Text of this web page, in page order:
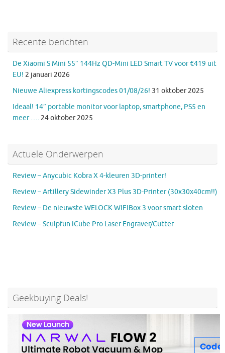
Recente berichten
De Xiaomi S Mini 55″ 144Hz QD-Mini LED Smart TV voor €419 uit
EU! 2 januari 2026
Nieuwe Aliexpress kortingscodes 01/08/26! 31 oktober 2025
Ideaal! 14″ portable monitor voor laptop, smartphone, PS5 en
meer …. 24 oktober 2025
Actuele Onderwerpen
Review – Anycubic Kobra X 4-kleuren 3D-printer!
Review – Artillery Sidewinder X3 Plus 3D-Printer (30x30x40cm!!)
Review – De nieuwste WELOCK WIFIBox 3 voor smart sloten
Review – Sculpfun iCube Pro Laser Engraver/Cutter
Geekbuying Deals!